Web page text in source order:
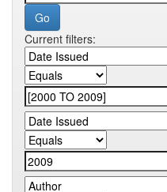
Current filters: